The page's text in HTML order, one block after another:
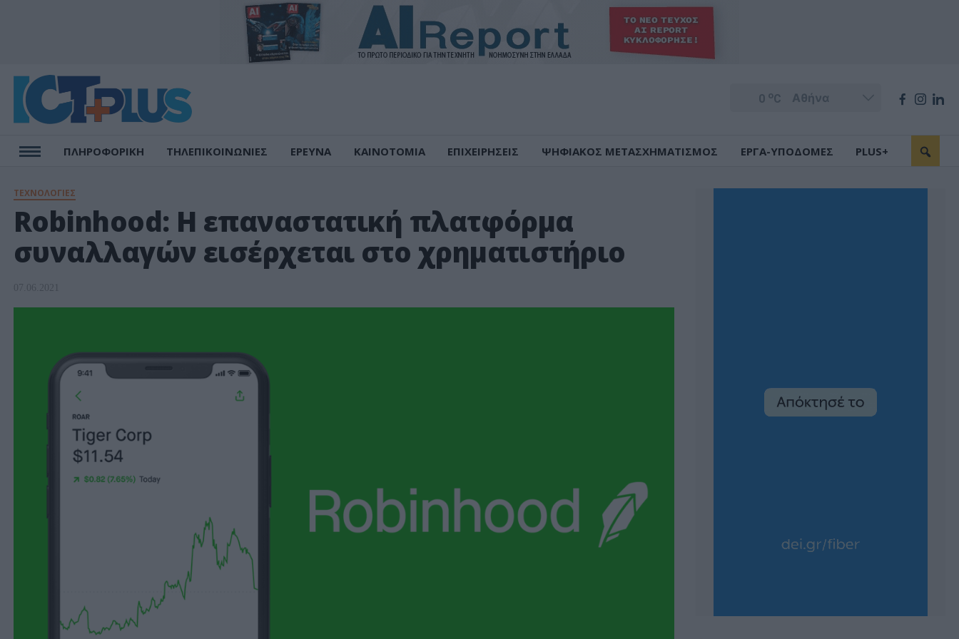
0 oC
ΠΛΗΡΟΦΟΡΙΚΗ ΤΗΛΕΠΙΚΟΙΝΩΝΙΕΣ ΕΡΕΥΝΑ ΚΑΙΝΟΤΟΜΙΑ ΕΠΙΧΕΙΡΗΣΕΙΣ ΨΗΦΙΑΚΟΣ ΜΕΤΑΣΧΗΜΑΤΙΣΜΟΣ ΕΡΓΑ-ΥΠΟΔΟΜΕΣ PLUS+
ΤΕΧΝΟΛΟΓΙΕΣ
Robinhood: Η επαναστατική πλατφόρμα
συναλλαγών εισέρχεται στο χρηματιστήριο
07.06.2021